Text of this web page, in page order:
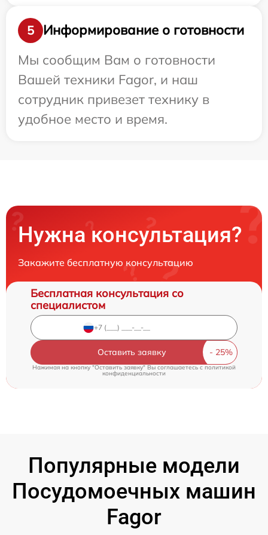
5
Информирование о готовности
Мы сообщим Вам о готовности
Вашей техники Fagor, и наш
сотрудник привезет технику в
удобное место и время.
Нужна консультация?
Закажите бесплатную консультацию
Бесплатная консультация со
специалистом
Оставить заявку
Нажимая на кнопку "Оставить заявку" Вы соглашаетесь cполитикой
конфиденциальности
Популярные модели
Посудомоечных машин
Fagor